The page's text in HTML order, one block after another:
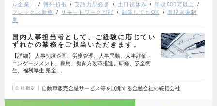
ル企業）
海外折衝 英語力が必要 土日祝休み
年収600万以上
フレックス勤務
リモートワーク可能 副業してもOK
育児支援制
度
国内人事担当者として、ご経験に応じてい
ずれかの業務をご担当いただきます。
【詳細】 人事制度企画、労務管理、人事異動、人事評価、
エンゲージメント、採用、働き方改革推進、研修、安全衛
生、福利厚生 完全…
会社概要 自動車販売金融サービス等を展開する金融会社の統括会社